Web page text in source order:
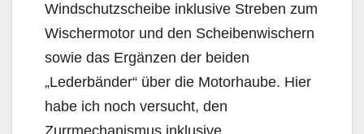
Windschutzscheibe inklusive Streben zum
Wischermotor und den Scheibenwischern
sowie das Ergänzen der beiden
„Lederbänder“ über die Motorhaube. Hier
habe ich noch versucht, den